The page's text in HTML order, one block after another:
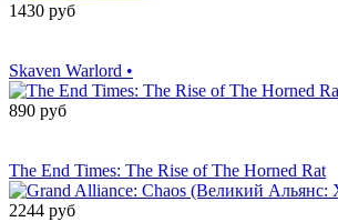
1430 руб
Skaven Warlord •
890 руб
The End Times: The Rise of The Horned Rat
2244 руб